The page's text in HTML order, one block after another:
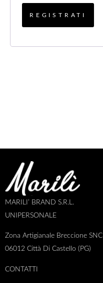
REGISTRATI
MARILI’ BRAND S.R.L.
UNIPERSONALE
Zona Artigianale Breccione SNC
06012 Città Di Castello (PG)
CONTATTI